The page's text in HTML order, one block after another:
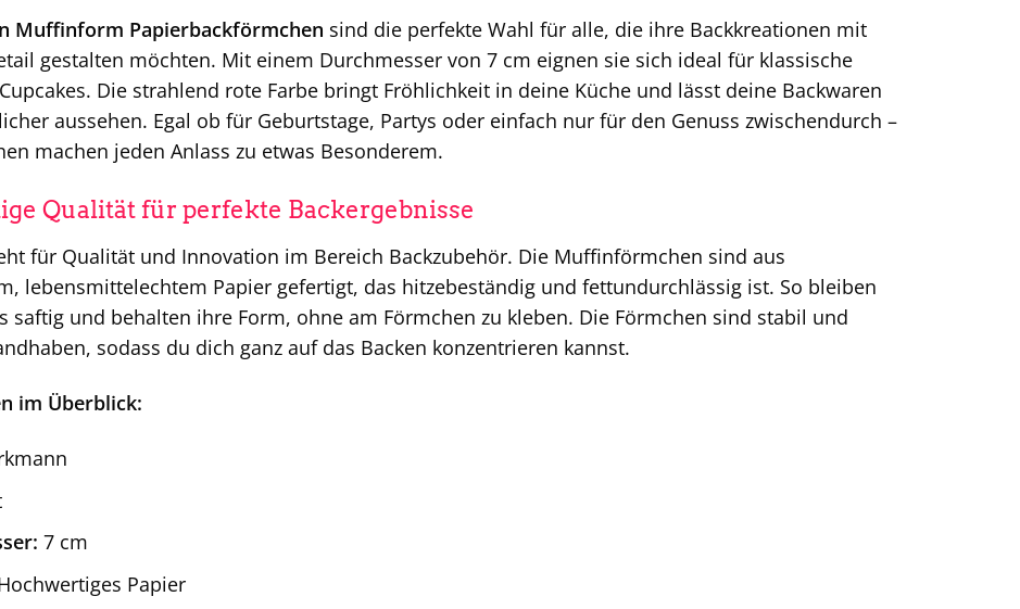
Muffinform Papierbackförmchen sind die perfekte Wahl für alle, die ihre Backkreationen mit
gestalten möchten. Mit einem Durchmesser von 7 cm eignen sie sich ideal für klassische
Die strahlend rote Farbe bringt Fröhlichkeit in deine Küche und lässt deine Backwaren
aussehen. Egal ob für Geburtstage, Partys oder einfach nur für den Genuss zwischendurch –
machen jeden Anlass zu etwas Besonderem.
Qualität für perfekte Backergebnisse
für Qualität und Innovation im Bereich Backzubehör. Die Muffinförmchen sind aus
lebensmittelechtem Papier gefertigt, das hitzebeständig und fettundurchlässig ist. So bleiben
saftig und behalten ihre Form, ohne am Förmchen zu kleben. Die Förmchen sind stabil und
sodass du dich ganz auf das Backen konzentrieren kannst.
im Überblick:
7 cm
Papier